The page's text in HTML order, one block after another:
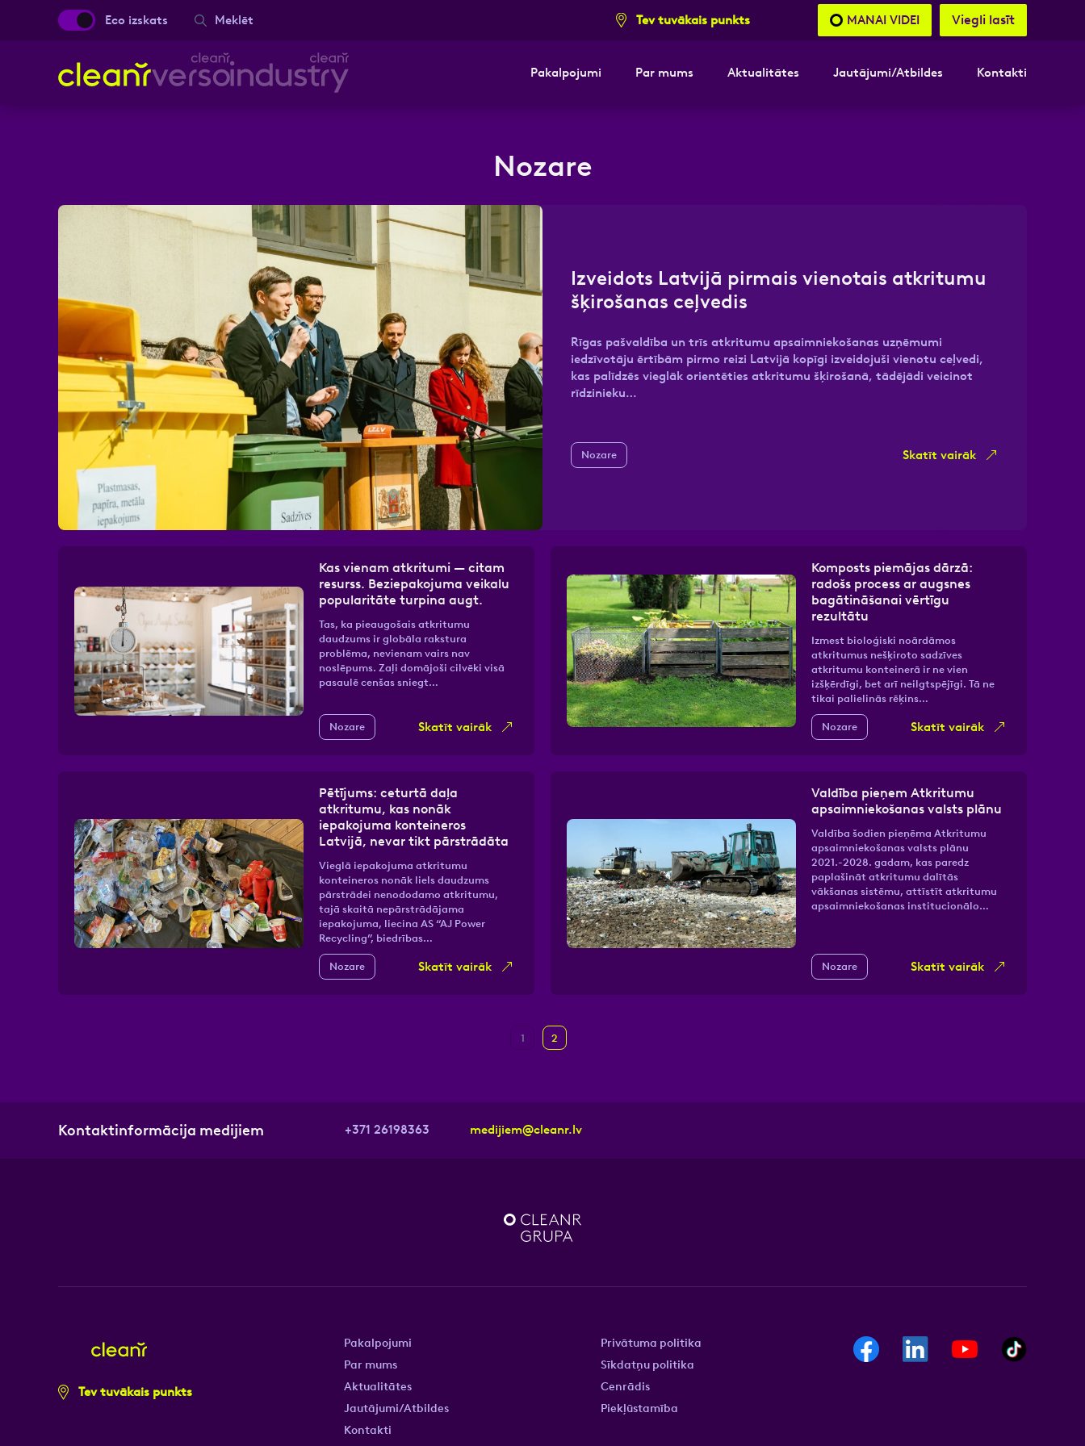
Eco izskats Meklēt Tev tuvākais punkts MANAI VIDEI Viegli lasīt
Pakalpojumi Par mums Aktualitātes Jautājumi/Atbildes Kontakti
Nozare
Izveidots Latvijā pirmais vienotais atkritumu
šķirošanas ceļvedis
Rīgas pašvaldība un trīs atkritumu apsaimniekošanas uzņēmumi
iedzīvotāju ērtībām pirmo reizi Latvijā kopīgi izveidojuši vienotu ceļvedi,
kas palīdzēs vieglāk orientēties atkritumu šķirošanā, tādējādi veicinot
rīdzinieku…
Nozare Skatīt vairāk
Kas vienam atkritumi — citam
resurss. Beziepakojuma veikalu
popularitāte turpina augt.
Tas, ka pieaugošais atkritumu
daudzums ir globāla rakstura
problēma, nevienam vairs nav
noslēpums. Zaļi domājoši cilvēki visā
pasaulē cenšas sniegt…
Nozare Skatīt vairāk
Komposts piemājas dārzā:
radošs process ar augsnes
bagātināšanai vērtīgu
rezultātu
Izmest bioloģiski noārdāmos
atkritumus nešķiroto sadzīves
atkritumu konteinerā ir ne vien
izšķērdīgi, bet arī neilgtspējīgi. Tā ne
tikai palielinās rēķins…
Nozare Skatīt vairāk
Pētījums: ceturtā daļa
atkritumu, kas nonāk
iepakojuma konteineros
Latvijā, nevar tikt pārstrādāta
Vieglā iepakojuma atkritumu
konteineros nonāk liels daudzums
pārstrādei nenododamo atkritumu,
tajā skaitā nepārstrādājama
iepakojuma, liecina AS “AJ Power
Recycling”, biedrības…
Nozare Skatīt vairāk
Valdība pieņem Atkritumu
apsaimniekošanas valsts plānu
Valdība šodien pieņēma Atkritumu
apsaimniekošanas valsts plānu
2021.-2028. gadam, kas paredz
paplašināt atkritumu dalītās
vākšanas sistēmu, attīstīt atkritumu
apsaimniekošanas institucionālo…
Nozare Skatīt vairāk
1 2
Kontaktinformācija medijiem +371 26198363 medijiem@cleanr.lv
Atzīmējiet, ka piekrītat personas datu apstrādei.Vairāk
Tev tuvākais punkts
Pakalpojumi
Par mums
Aktualitātes
Jautājumi/Atbildes
Kontakti
Privātuma politika
Sīkdatņu politika
Cenrādis
Piekļūstamība